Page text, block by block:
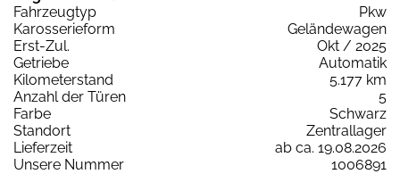
Fahrzeugtyp
Pkw
Karosserieform
Geländewagen
Erst-Zul.
Okt / 2025
Getriebe
Automatik
Kilometerstand
5.177 km
Anzahl der Türen
5
Farbe
Schwarz
Standort
Zentrallager
Lieferzeit
ab ca. 19.08.2026
Unsere Nummer
1006891